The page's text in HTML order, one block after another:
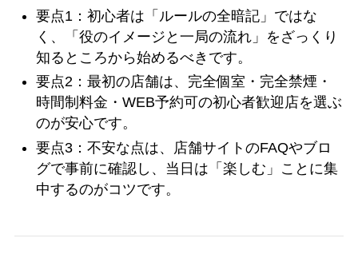
要点1：初心者は「ルールの全暗記」ではな
く、「役のイメージと一局の流れ」をざっくり
知るところから始めるべきです。
要点2：最初の店舗は、完全個室・完全禁煙・
時間制料金・WEB予約可の初心者歓迎店を選ぶ
のが安心です。
要点3：不安な点は、店舗サイトのFAQやブロ
グで事前に確認し、当日は「楽しむ」ことに集
中するのがコツです。